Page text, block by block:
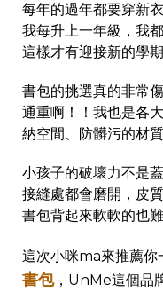
每年的過年都要穿新
我每升上一年級，我
這樣才有迎接新的學
書包的挑選真的非常
通重啊！！我也是各
納空間、防髒污的材
小孩子的破壞力不是
接縫處都會磨開，皮
書包背起來軟軟的也
這次小咪ma來推薦
書包，UnMe這個品